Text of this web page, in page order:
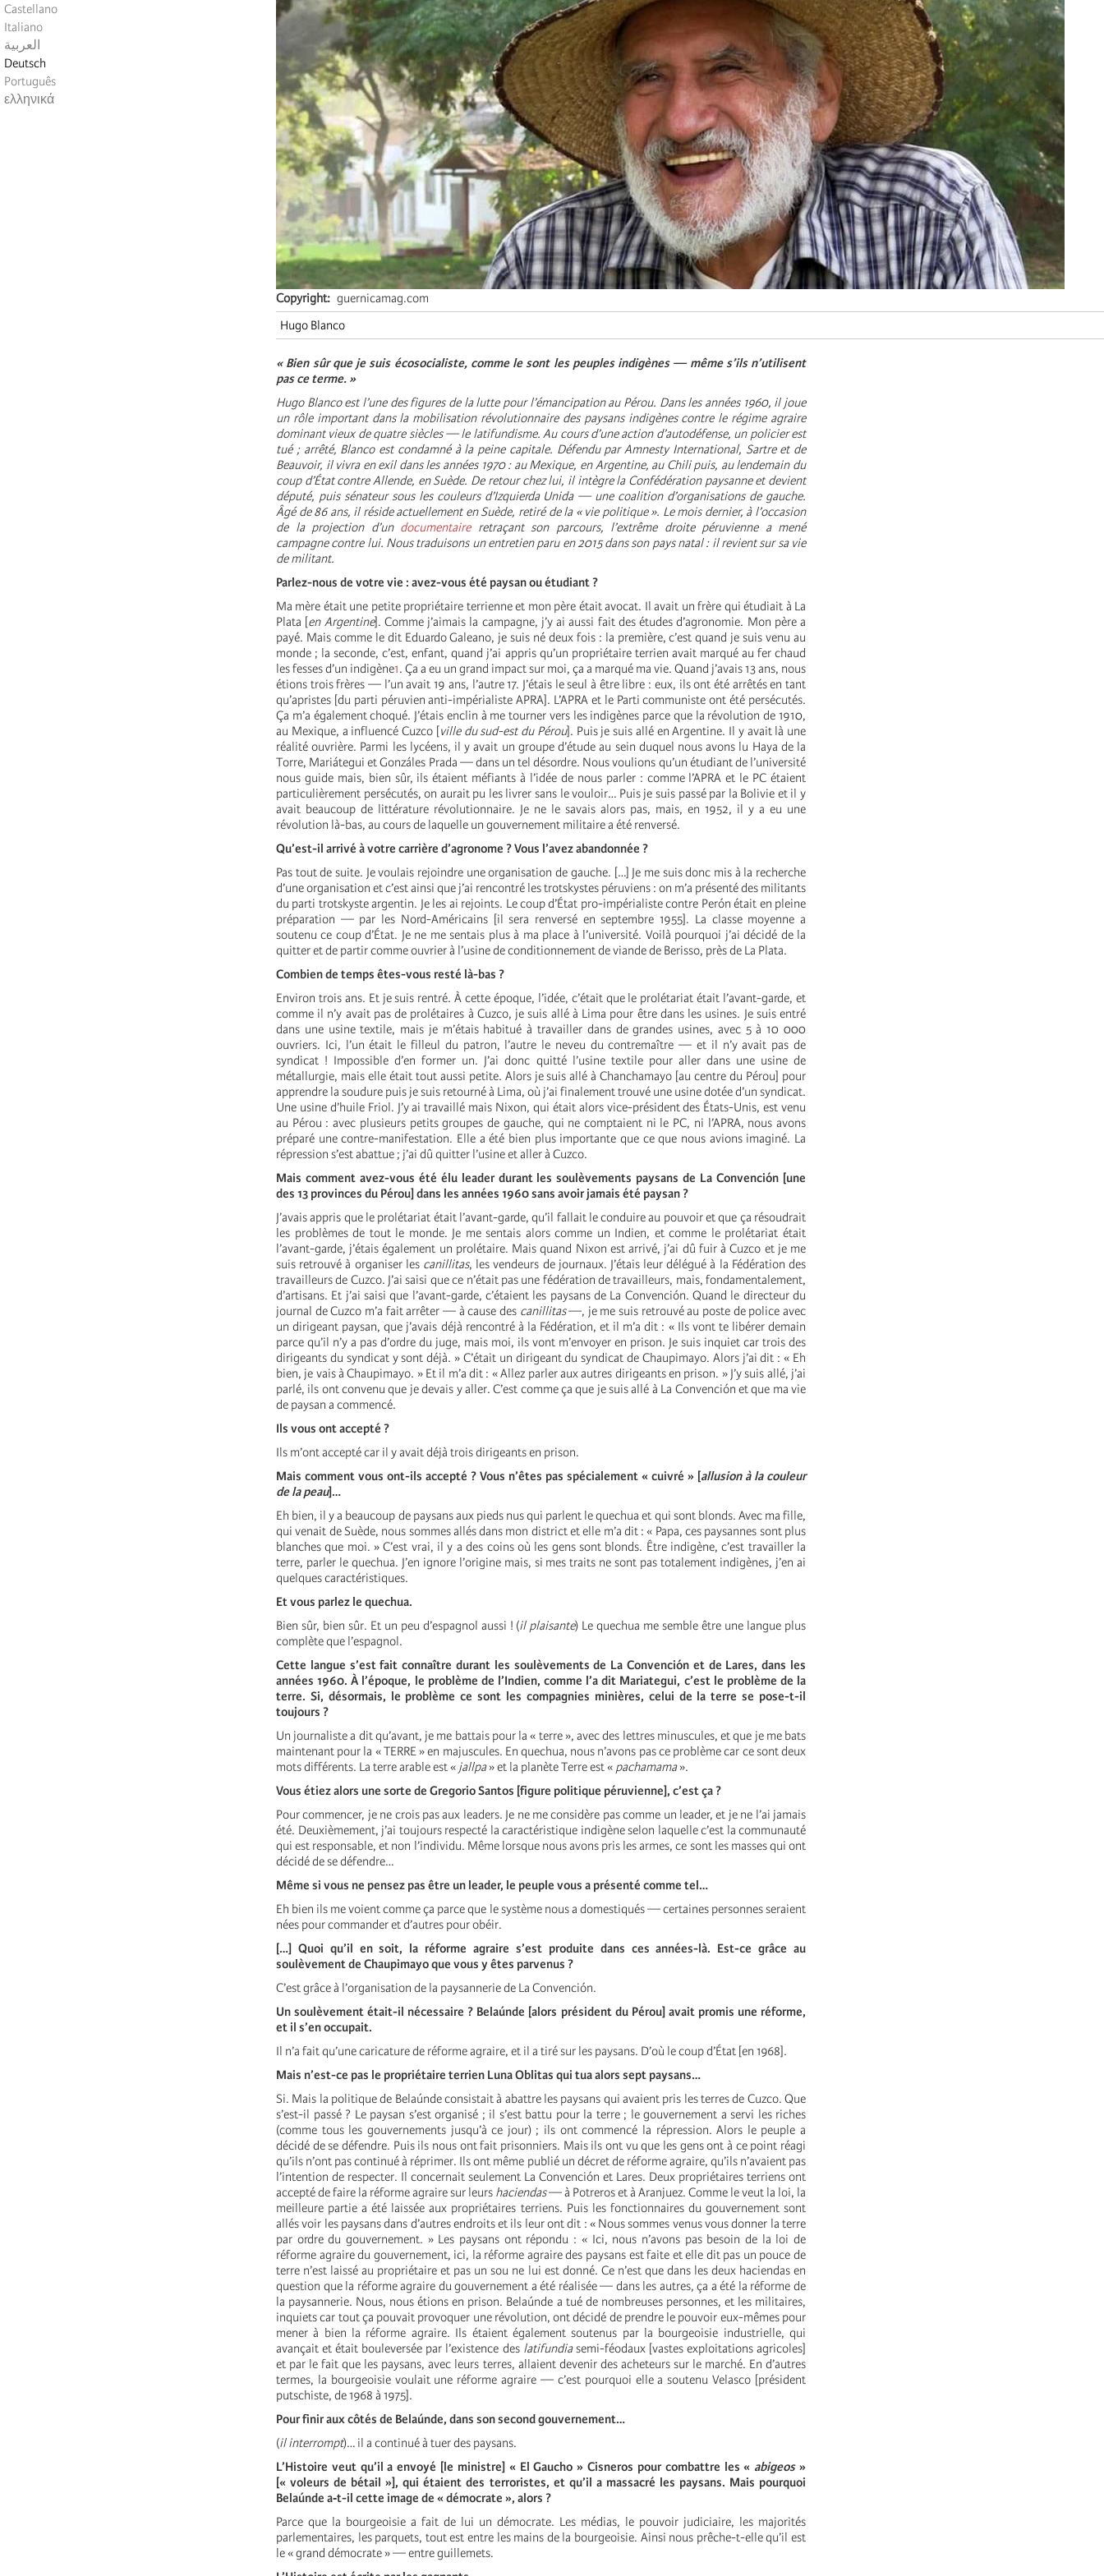
Castellano
Italiano
العربية
Deutsch
Português
ελληνικά
Copyright
guernicamag.com
Hugo Blanco
« Bien sûr que je suis écosocialiste, comme le sont les peuples indigènes — même s’ils n’utilisent
pas ce terme. »
Hugo Blanco est l’une des figures de la lutte pour l’émancipation au Pérou. Dans les années 1960, il joue
un rôle important dans la mobilisation révolutionnaire des paysans indigènes contre le régime agraire
dominant vieux de quatre siècles — le latifundisme. Au cours d’une action d’autodéfense, un policier est
tué ; arrêté, Blanco est condamné à la peine capitale. Défendu par Amnesty International, Sartre et de
Beauvoir, il vivra en exil dans les années 1970 : au Mexique, en Argentine, au Chili puis, au lendemain du
coup d’État contre Allende, en Suède. De retour chez lui, il intègre la Confédération paysanne et devient
député, puis sénateur sous les couleurs d’Izquierda Unida — une coalition d’organisations de gauche.
Âgé de 86 ans, il réside actuellement en Suède, retiré de la « vie politique ». Le mois dernier, à l’occasion
de la projection d’un documentaire retraçant son parcours, l’extrême droite péruvienne a mené
campagnecontre lui. Nous traduisons un entretien paru en 2015 dans son pays natal : il revient sur sa vie
de militant.
Parlez-nous de votre vie : avez-vous été paysan ou étudiant ?
Ma mère était une petite propriétaire terrienne et mon père était avocat. Il avait un frère qui étudiait à La
Plata [en Argentine]. Comme j’aimais la campagne, j’y ai aussi fait des études d’agronomie. Mon père a
payé. Mais comme le dit Eduardo Galeano, je suis né deux fois : la première, c’est quand je suis venu au
monde ; la seconde, c’est, enfant, quand j’ai appris qu’un propriétaire terrien avait marqué au fer chaud
les fesses d’un indigène1. Ça a eu un grand impact sur moi, ça a marqué ma vie. Quand j’avais 13 ans, nous
étions trois frères — l’un avait 19 ans, l’autre 17. J’étais le seul à être libre : eux, ils ont été arrêtés en tant
qu’apristes [du parti péruvien anti-impérialisteAPRA]. L’APRA et le Parti communiste ont été persécutés.
Ça m’a également choqué. J’étais enclin à me tourner vers les indigènes parce que la révolution de 1910,
au Mexique, a influencé Cuzco [ville du sud-est du Pérou]. Puis je suis allé en Argentine. Il y avait là une
réalité ouvrière. Parmi les lycéens, il y avait un groupe d’étude au sein duquel nous avons lu Haya de la
Torre, Mariátegui et Gonzáles Prada — dans un tel désordre. Nous voulions qu’un étudiant de l’université
nous guide mais, bien sûr, ils étaient méfiants à l’idée de nous parler : comme l’APRA et le PC étaient
particulièrement persécutés, on aurait pu les livrer sans le vouloir… Puis je suis passé par la Bolivie et il y
avait beaucoup de littérature révolutionnaire. Je ne le savais alors pas, mais, en 1952, il y a eu une
révolution là-bas, au cours de laquelle un gouvernement militaire a été renversé.
Qu’est-il arrivé à votre carrière d’agronome ? Vous l’avez abandonnée ?
Pas tout de suite. Je voulais rejoindre une organisation de gauche. […] Je me suis donc mis à la recherche
d’une organisation et c’est ainsi que j’ai rencontré les trotskystes péruviens : on m’a présenté des militants
du parti trotskyste argentin. Je les ai rejoints. Le coup d’État pro-impérialiste contre Perón était en pleine
préparation — par les Nord-Américains [il sera renversé en septembre 1955]. La classe moyenne a
soutenu ce coup d’État. Je ne me sentais plus à ma place à l’université. Voilà pourquoi j’ai décidé de la
quitter et de partir comme ouvrier à l’usine de conditionnement de viande de Berisso, près de La Plata.
Combien de temps êtes-vous resté là-bas ?
Environ trois ans. Et je suis rentré. À cette époque, l’idée, c’était que le prolétariat était l’avant-garde, et
comme il n’y avait pas de prolétaires à Cuzco, je suis allé à Lima pour être dans les usines. Je suis entré
dans une usine textile, mais je m’étais habitué à travailler dans de grandes usines, avec 5 à 10 000
ouvriers. Ici, l’un était le filleul du patron, l’autre le neveu du contremaître — et il n’y avait pas de
syndicat ! Impossible d’en former un. J’ai donc quitté l’usine textile pour aller dans une usine de
métallurgie, mais elle était tout aussi petite. Alors je suis allé à Chanchamayo [au centre du Pérou] pour
apprendre la soudure puis je suis retourné à Lima, où j’ai finalement trouvé une usine dotée d’un syndicat.
Une usine d’huile Friol. J’y ai travaillé mais Nixon, qui était alors vice-président des États-Unis, est venu
au Pérou : avec plusieurs petits groupes de gauche, qui ne comptaient ni le PC, ni l’APRA, nous avons
préparé une contre-manifestation. Elle a été bien plus importante que ce que nous avions imaginé. La
répression s’est abattue ; j’ai dû quitter l’usine et aller à Cuzco.
Mais comment avez-vous été élu leader durant les soulèvements paysans de La Convención [une
des 13 provinces du Pérou] dans les années 1960 sans avoir jamais été paysan ?
J’avais appris que le prolétariat était l’avant-garde, qu’il fallait le conduire au pouvoir et que ça résoudrait
les problèmes de tout le monde. Je me sentais alors comme un Indien, et comme le prolétariat était
l’avant-garde, j’étais également un prolétaire. Mais quand Nixon est arrivé, j’ai dû fuir à Cuzco et je me
suis retrouvé à organiser les canillitas, les vendeurs de journaux. J’étais leur délégué à la Fédération des
travailleurs de Cuzco. J’ai saisi que ce n’était pas une fédération de travailleurs, mais, fondamentalement,
d’artisans. Et j’ai saisi que l’avant-garde, c’étaient les paysans de La Convención. Quand le directeur du
journal de Cuzco m’a fait arrêter — à cause des canillitas—, je me suis retrouvé au poste de police avec
un dirigeant paysan, que j’avais déjà rencontré à la Fédération, et il m’a dit : « Ils vont te libérer demain
parce qu’il n’y a pas d’ordre du juge, mais moi, ils vont m’envoyer en prison. Je suis inquiet car trois des
dirigeants du syndicat y sont déjà. » C’était un dirigeant du syndicat de Chaupimayo. Alors j’ai dit : « Eh
bien, je vais à Chaupimayo. » Et il m’a dit : « Allez parler aux autres dirigeants en prison. » J’y suis allé, j’ai
parlé, ils ont convenu que je devais y aller. C’est comme ça que je suis allé à La Convención et que ma vie
de paysan a commencé.
Ils vous ont accepté ?
Ils m’ont accepté car il y avait déjà trois dirigeants en prison.
Mais comment vous ont-ils accepté ? Vous n’êtes pas spécialement « cuivré » [allusion à la couleur
de la peau]…
Eh bien, il y a beaucoup de paysans aux pieds nus qui parlent le quechua et qui sont blonds. Avec ma fille,
qui venait de Suède, nous sommes allés dans mon district et elle m’a dit : « Papa, ces paysannes sont plus
blanches que moi. » C’est vrai, il y a des coins où les gens sont blonds. Être indigène, c’est travailler la
terre, parler le quechua. J’en ignore l’origine mais, si mes traits ne sont pas totalement indigènes, j’en ai
quelques caractéristiques.
Et vous parlez le quechua.
Bien sûr, bien sûr. Et un peu d’espagnol aussi ! (il plaisante) Le quechua me semble être une langue plus
complète que l’espagnol.
Cette langue s’est fait connaître durant les soulèvements de La Convención et de Lares, dans les
années 1960. À l’époque, le problème de l’Indien, comme l’a dit Mariategui, c’est le problème de la
terre. Si, désormais, le problème ce sont les compagnies minières, celui de la terre se pose-t-il
toujours ?
Un journaliste a dit qu’avant, je me battais pour la « terre », avec des lettres minuscules, et que je me bats
maintenant pour la «TERRE» en majuscules. En quechua, nous n’avons pas ce problème car ce sont deux
mots différents. La terre arable est « jallpa» et la planète Terre est « pachamama».
Vous étiez alors une sorte de Gregorio Santos [figure politique péruvienne], c’est ça ?
Pour commencer, je ne crois pas aux leaders. Je ne me considère pas comme un leader, et je ne l’ai jamais
été. Deuxièmement, j’ai toujours respecté la caractéristique indigène selon laquelle c’est la communauté
qui est responsable, et non l’individu. Même lorsque nous avons pris les armes, ce sont les masses qui ont
décidé de se défendre…
Même si vous ne pensez pas être un leader, le peuple vous a présenté comme tel…
Eh bien ils me voient comme ça parce que le système nous a domestiqués — certaines personnes seraient
nées pour commander et d’autres pour obéir.
[…] Quoi qu’il en soit, la réforme agraire s’est produite dans ces années-là. Est-ce grâce au
soulèvement de Chaupimayo que vous y êtes parvenus ?
C’est grâce à l’organisation de la paysannerie de La Convención.
Un soulèvement était-il nécessaire ? Belaúnde [alors président du Pérou] avait promis une réforme,
et il s’en occupait.
Il n’a fait qu’une caricature de réforme agraire, et il a tiré sur les paysans. D’où le coup d’État [en 1968].
Mais n’est-ce pas le propriétaire terrien Luna Oblitas qui tua alors sept paysans…
Si. Mais la politique de Belaúnde consistait à abattre les paysans qui avaient pris les terres de Cuzco. Que
s’est-il passé ? Le paysan s’est organisé ; il s’est battu pour la terre ; le gouvernement a servi les riches
(comme tous les gouvernements jusqu’à ce jour) ; ils ont commencé la répression. Alors le peuple a
décidé de se défendre. Puis ils nous ont fait prisonniers. Mais ils ont vu que les gens ont à ce point réagi
qu’ils n’ont pas continué à réprimer. Ils ont même publié un décret de réforme agraire, qu’ils n’avaient pas
l’intention de respecter. Il concernait seulement La Convención et Lares. Deux propriétaires terriens ont
accepté de faire la réforme agraire sur leurs haciendas— à Potreros et à Aranjuez. Comme le veut la loi, la
meilleure partie a été laissée aux propriétaires terriens. Puis les fonctionnaires du gouvernement sont
allés voir les paysans dans d’autres endroits et ils leur ont dit : « Nous sommes venus vous donner la terre
par ordre du gouvernement. » Les paysans ont répondu : « Ici, nous n’avons pas besoin de la loi de
réforme agraire du gouvernement, ici, la réforme agraire des paysans est faite et elle dit pas un pouce de
terre n’est laissé au propriétaire et pas un sou ne lui est donné. Ce n’est que dans les deux haciendas en
question que la réforme agraire du gouvernement a été réalisée — dans les autres, ça a été la réforme de
la paysannerie. Nous, nous étions en prison. Belaúnde a tué de nombreuses personnes, et les militaires,
inquiets car tout ça pouvait provoquer une révolution, ont décidé de prendre le pouvoir eux-mêmes pour
mener à bien la réforme agraire. Ils étaient également soutenus par la bourgeoisie industrielle, qui
avançait et était bouleversée par l’existence des latifundiasemi-féodaux [vastes exploitations agricoles]
et par le fait que les paysans, avec leurs terres, allaient devenir des acheteurs sur le marché. En d’autres
termes, la bourgeoisie voulait une réforme agraire — c’est pourquoi elle a soutenu Velasco [président
putschiste, de 1968 à 1975].
Pour finir aux côtés de Belaúnde, dans son second gouvernement…
(il interrompt)… il a continué à tuer des paysans.
L’Histoire veut qu’il a envoyé [le ministre] « El Gaucho » Cisneros pour combattre les « abigeos»
[« voleurs de bétail »], qui étaient des terroristes, et qu’il a massacré les paysans. Mais pourquoi
Belaúnde a‑t-il cette image de « démocrate », alors ?
Parce que la bourgeoisie a fait de lui un démocrate. Les médias, le pouvoir judiciaire, les majorités
parlementaires, les parquets, tout est entre les mains de la bourgeoisie. Ainsi nous prêche-t-elle qu’il est
le « grand démocrate » — entre guillemets.